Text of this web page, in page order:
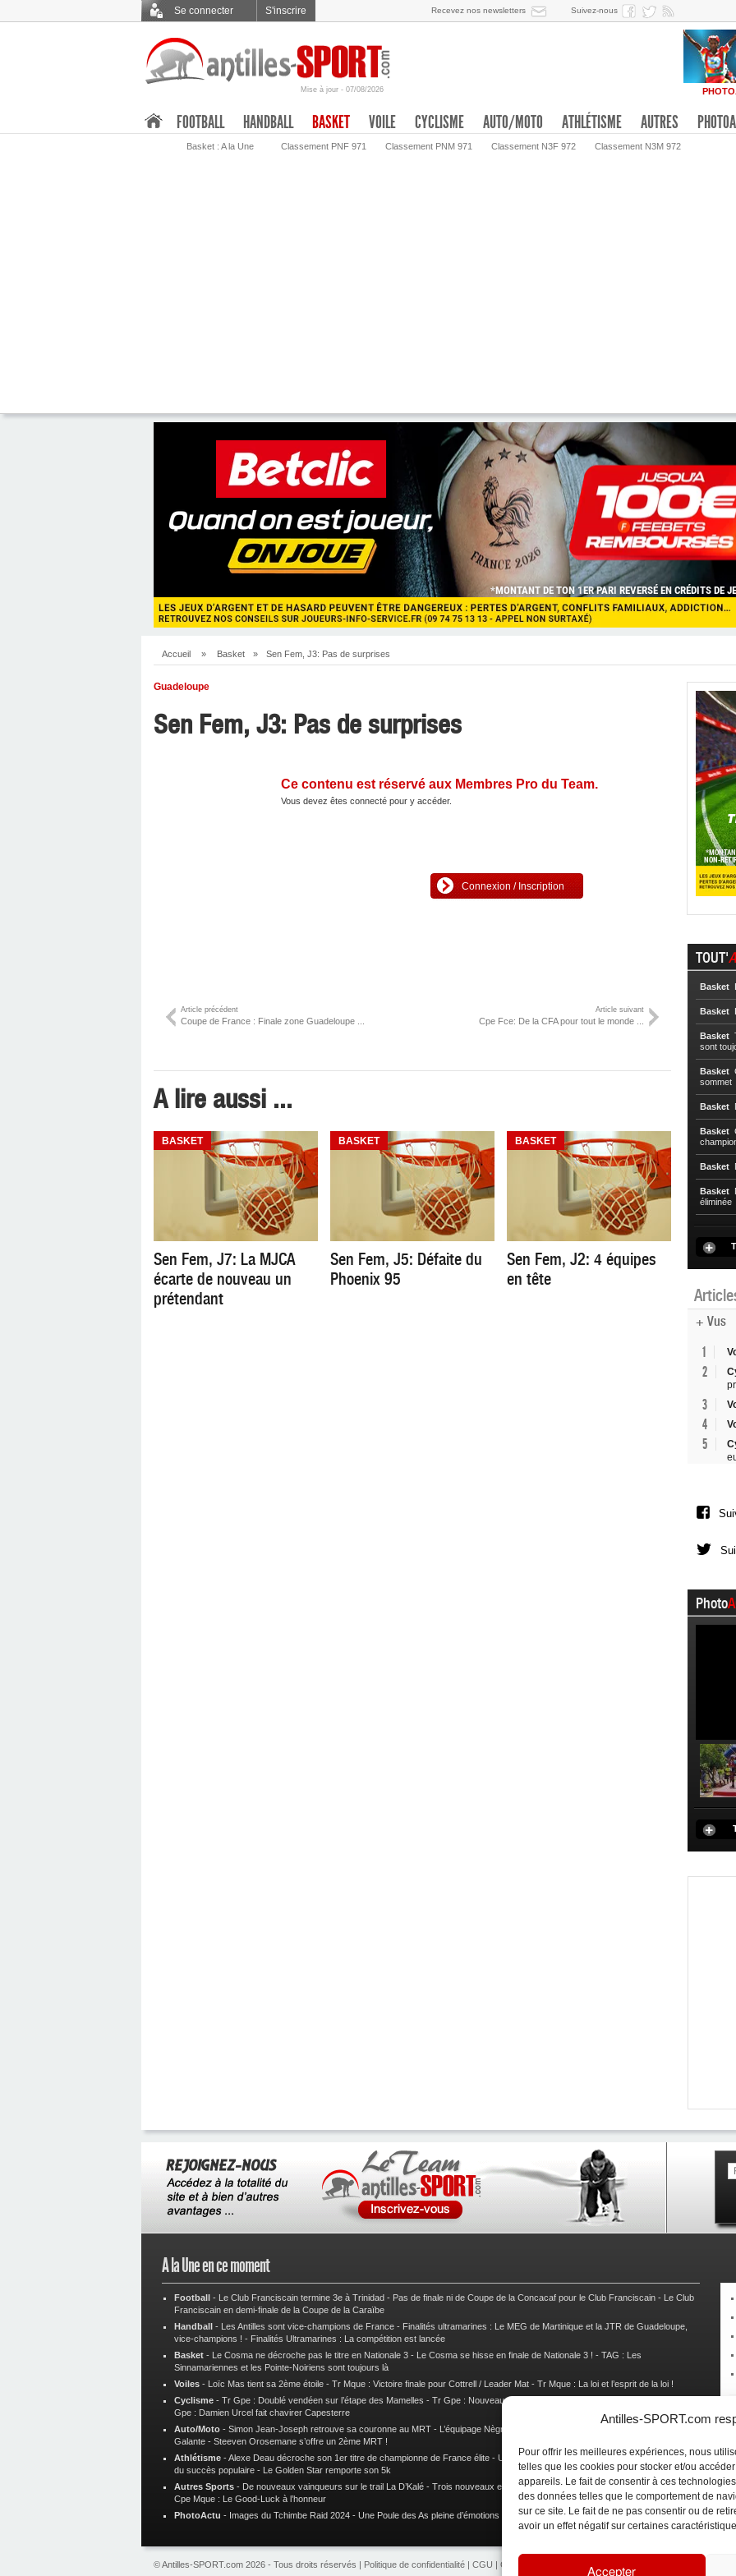
Antilles-SPORT.com
Pour offrir les meilleures expériences, nous
telles que les cookies pour stocker et/ou
appareils. Le fait de consentir à ces
des données telles que le comportement de
sur ce site. Le fait de ne pas consentir ou de
avoir un effet négatif sur certaines
Accepter
Se connecter S'inscrire Recevez nos newsletters Suivez-nous
Mise à jour - 07/08/2026
FOOTBALL HANDBALL BASKET
Basket : A la Une Classement PNF 971 Classement PNM 971 Classement N3F 972 Classement N3M 972
VOILE CYCLISME AUTO/MOTO ATHLÉTISME AUTRES
Accueil » Basket » Sen Fem, J3: Pas de surprises
Guadeloupe
Sen Fem, J3: Pas de surprises
Ce contenu est réservé aux Membres Pro du Team.
Vous devez êtes connecté pour y accéder.
Connexion / Inscription
Article précédent
Coupe de France : Finale zone Guadeloupe ...
Article suivant
Cpe Fce: De la CFA pour tout le monde ...
A lire aussi ...
BASKET
Sen Fem, J7: La MJCA
écarte de nouveau un
prétendant
BASKET
Sen Fem, J5: Défaite du
Phoenix 95
BASKET
Sen Fem, J2: 4 équipes
en tête
TOUT'
Basket
Basket
Basket
sont
Basket
sommet
Basket
Basket
Basket
Basket
éliminée
+ Vus
1
2
3
4
5
Photo
A la Une en ce moment
Football - Le Club Franciscain termine 3e à Trinidad - Pas de finale ni de Coupe de la Concacaf pour le Club Franciscain - Le Club
Franciscain en demi-finale de la Coupe de la Caraïbe
Handball - Les Antilles sont vice-champions de France - Finalités ultramarines : Le MEG de Martinique et la JTR de Guadeloupe,
vice-champions ! - Finalités Ultramarines : La compétition est lancée
Basket - Le Cosma ne décroche pas le titre en Nationale 3 - Le Cosma se hisse en finale de Nationale 3 ! - TAG : Les
Sinnamariennes et les Pointe-Noiriens sont toujours là
Voiles - Loïc Mas tient sa 2ème étoile - Tr Mque : Victoire finale pour Cottrell / Leader Mat - Tr Mque : La loi et l’esprit de la loi !
Cyclisme - Tr Gpe : Doublé vendéen sur l’étape des Mamelles - Tr Gpe : Nouveau changement de leader, Damien Urcel out
Gpe : Damien Urcel fait chavirer Capesterre
Auto/Moto - Simon Jean-Joseph retrouve sa couronne au MRT - L’équipage Nègre – Gérard remporte le 9e rallye du Pays Marie-
Galante - Steeven Orosemane s’offre un 2ème MRT !
Athlétisme -Alexe Deau décroche son 1er titre de championne de France élite - Un semi marathon sous le signe de la chaleur et
du succès populaire - Le Golden Star remporte son 5k
Autres Sports - De nouveaux vainqueurs sur le trail La D’Kalé - Trois nouveaux et un habitué au palmarès du Trail des Trésors-
Cpe Mque : Le Good-Luck à l’honneur
PhotoActu - Images du Tchimbe Raid 2024 - Une Poule des As pleine d’émotions ! Images de la Woulib 113 X-Trem
© Antilles-SPORT.com 2026 - Tous droits réservés | Politique de confidentialité | CGU | CGV